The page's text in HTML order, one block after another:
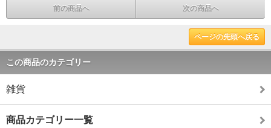
前の商品へ 次の商品へ
ページの先頭へ戻る
この商品のカテゴリー
雑貨
商品カテゴリー一覧